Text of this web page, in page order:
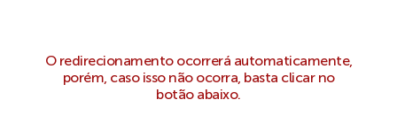
O redirecionamento ocorrerá automaticamente,
porém, caso isso não ocorra, basta clicar no
botão abaixo.